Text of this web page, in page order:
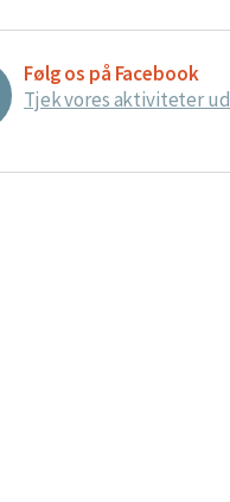
Følg os på Facebook
Tjek vores aktiviteter ud